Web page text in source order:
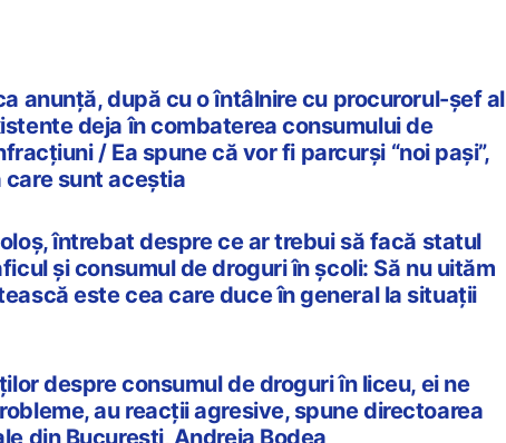
anunță, după cu o întâlnire cu procurorul-șef al
deja în combaterea consumului de
/ Ea spune că vor fi parcurși “noi pași”,
sunt aceștia
întrebat despre ce ar trebui să facă statul
și consumul de droguri în școli: Să nu uităm
este cea care duce în general la situații
despre consumul de droguri în liceu, ei ne
au reacții agresive, spune directoarea
din București, Andreia Bodea